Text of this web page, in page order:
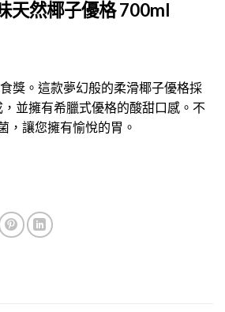
天然椰子優格 700ml
獎。這款夢幻般的柔滑椰子優格採
並擁有希臘式優格的酸甜口感。不
，讓您擁有愉悅的胃。